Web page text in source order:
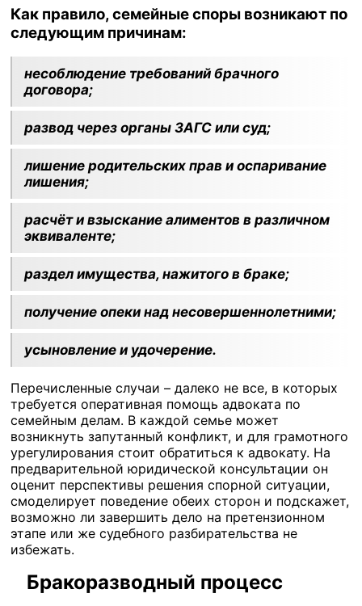
Как правило, семейные споры возникают по
следующим причинам:
несоблюдение требований брачного
договора;
развод через органы ЗАГС или суд;
лишение родительских прав и оспаривание
лишения;
расчёт и взыскание алиментов в различном
эквиваленте;
раздел имущества, нажитого в браке;
получение опеки над несовершеннолетними;
усыновление и удочерение.
Перечисленные случаи – далеко не все, в которых
требуется оперативная помощь адвоката по
семейным делам. В каждой семье может
возникнуть запутанный конфликт, и для грамотного
урегулирования стоит обратиться к адвокату. На
предварительной юридической консультации он
оценит перспективы решения спорной ситуации,
смоделирует поведение обеих сторон и подскажет,
возможно ли завершить дело на претензионном
этапе или же судебного разбирательства не
избежать.
Бракоразводный процесс